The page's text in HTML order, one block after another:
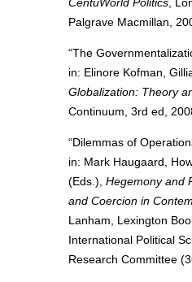
Palgrave Macmillan,
“The
in: Elinore Kofman,
Globalization: Theory
Continuum, 3rd ed,
“Dilemmas of
in: Mark Haugaard,
(Eds.), Hegemony and
and Coercion in
Lanham, Lexington
International Political
Research Committee